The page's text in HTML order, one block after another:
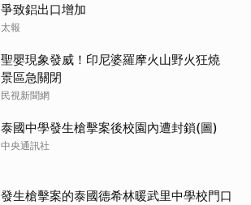
爭致鋁出口增加
太報
聖嬰現象發威！印尼婆羅摩火山野火狂燒
景區急關閉
民視新聞網
泰國中學發生槍擊案後校園內遭封鎖(圖)
中央通訊社
發生槍擊案的泰國德希林暖武里中學校門口